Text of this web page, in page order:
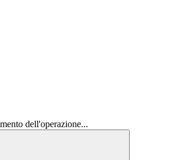
dell'operazione...